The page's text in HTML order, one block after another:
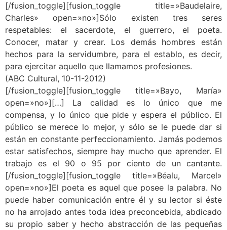
[/fusion_toggle][fusion_toggle title=»Baudelaire,
Charles» open=»no»]Sólo existen tres seres
respetables: el sacerdote, el guerrero, el poeta.
Conocer, matar y crear. Los demás hombres están
hechos para la servidumbre, para el establo, es decir,
para ejercitar aquello que llamamos profesiones.
(ABC Cultural, 10-11-2012)
[/fusion_toggle][fusion_toggle title=»Bayo, María»
open=»no»][…] La calidad es lo único que me
compensa, y lo único que pide y espera el público. El
público se merece lo mejor, y sólo se le puede dar si
están en constante perfeccionamiento. Jamás podemos
estar satisfechos, siempre hay mucho que aprender. El
trabajo es el 90 o 95 por ciento de un cantante.
[/fusion_toggle][fusion_toggle title=»Béalu, Marcel»
open=»no»]El poeta es aquel que posee la palabra. No
puede haber comunicación entre él y su lector si éste
no ha arrojado antes toda idea preconcebida, abdicado
su propio saber y hecho abstracción de las pequeñas